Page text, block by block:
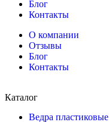
Блог
Контакты
О компании
Отзывы
Блог
Контакты
Каталог
Ведра пластиковые